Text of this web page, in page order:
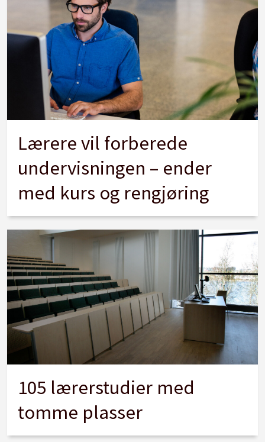
Lærere vil forberede
undervisningen – ender
med kurs og rengjøring
105 lærerstudier med
tomme plasser